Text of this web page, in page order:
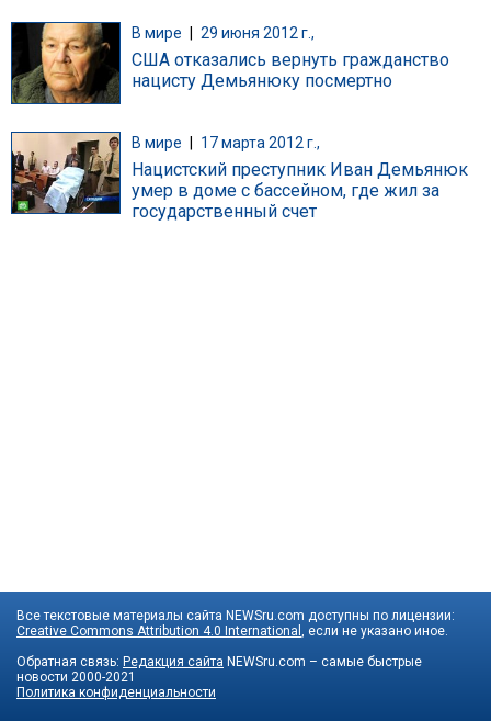
В мире 29 июня 2012 г.,
США отказались вернуть гражданство
нацисту Демьянюку посмертно
В мире 17 марта 2012 г.,
Нацистский преступник Иван Демьянюк
умер в доме с бассейном, где жил за
государственный счет
Все текстовые материалы сайта NEWSru.com доступны по лицензии:
Creative Commons Attribution 4.0 International , если не указано иное.
Обратная связь: Редакция сайта NEWSru.com – самые быстрые
новости 2000-2021
Политика конфиденциальности